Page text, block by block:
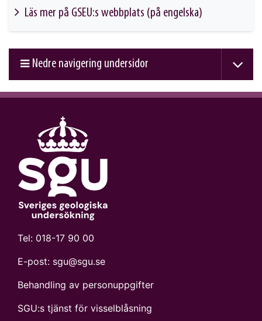
Läs mer på GSEU:s webbplats (på engelska)
Nedre navigering undersidor
Tel: 018-17 90 00
E-post: sgu@sgu.se
Behandling av personuppgifter
SGU:s tjänst för visselblåsning